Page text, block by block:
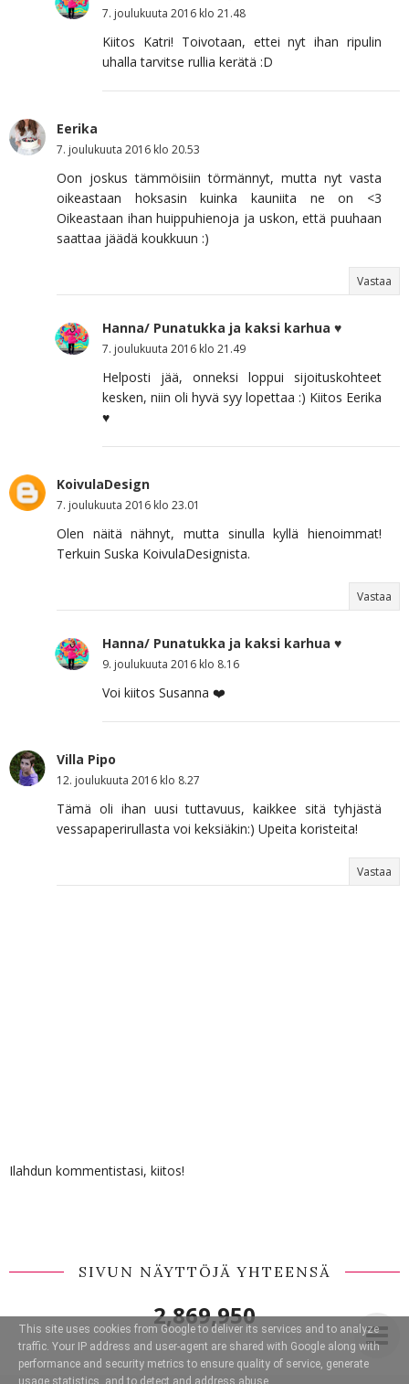
7. joulukuuta 2016 klo 21.48
Kiitos Katri! Toivotaan, ettei nyt ihan ripulin
uhalla tarvitse rullia kerätä :D
Eerika
7. joulukuuta 2016 klo 20.53
Oon joskus tämmöisiin törmännyt, mutta nyt vasta
oikeastaan hoksasin kuinka kauniita ne on <3
Oikeastaan ihan huippuhienoja ja uskon, että puuhaan
saattaa jäädä koukkuun :)
Vastaa
Hanna/ Punatukka ja kaksi karhua ♥
7. joulukuuta 2016 klo 21.49
Helposti jää, onneksi loppui sijoituskohteet
kesken, niin oli hyvä syy lopettaa :) Kiitos Eerika
♥
KoivulaDesign
7. joulukuuta 2016 klo 23.01
Olen näitä nähnyt, mutta sinulla kyllä hienoimmat!
Terkuin Suska KoivulaDesignista.
Vastaa
Hanna/ Punatukka ja kaksi karhua ♥
9. joulukuuta 2016 klo 8.16
Voi kiitos Susanna ❤️
Villa Pipo
12. joulukuuta 2016 klo 8.27
Tämä oli ihan uusi tuttavuus, kaikkee sitä tyhjästä
vessapaperirullasta voi keksiäkin:) Upeita koristeita!
Vastaa
Ilahdun kommentistasi, kiitos!
SIVUN NÄYTTÖJÄ YHTEENSÄ
2,869,950
This site uses cookies from Google to deliver its services and to analyze
traffic. Your IP address and user-agent are shared with Google along with
performance and security metrics to ensure quality of service, generate